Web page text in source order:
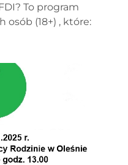
To program
(18+) , które: